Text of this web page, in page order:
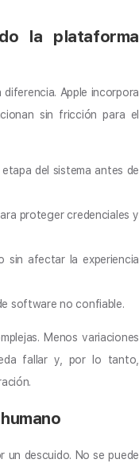
la plataforma
Apple incorpora
sin fricción para el
del sistema antes de
proteger credenciales y
sin afectar la experiencia
software no confiable.
Menos variaciones
fallar y, por lo tanto,
un descuido. No se puede